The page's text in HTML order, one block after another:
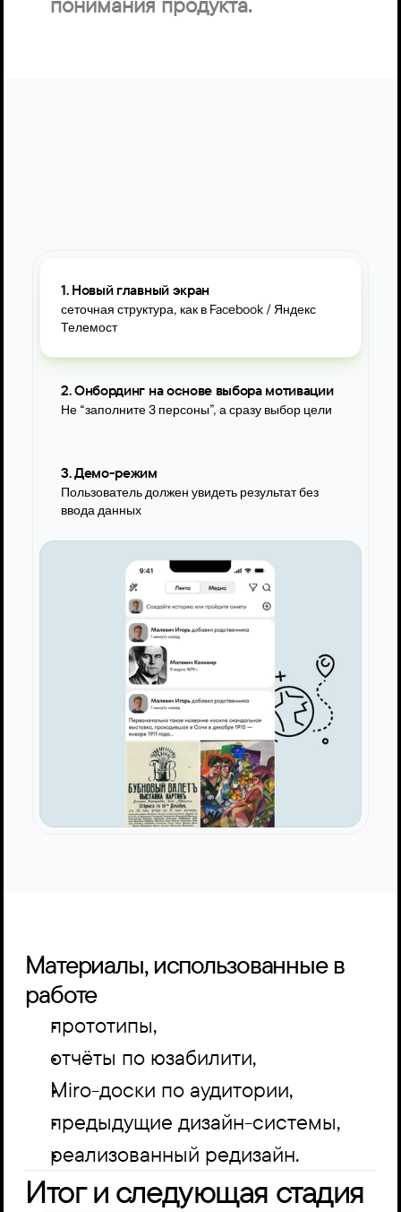
1. Новый главный экран
сеточная структура, как в Facebook / Яндекс
Телемост
2. Онбординг на основе выбора мотивации
Не “заполните 3 персоны”, а сразу выбор цели
3. Демо-режим
Пользователь должен увидеть результат без
ввода данных
Материалы, использованные в
работе
прототипы,
отчёты по юзабилити,
Miro-доски по аудитории,
предыдущие дизайн-системы,
реализованный редизайн.
Итог и следующая стадия